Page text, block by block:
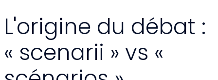
L'origine du débat :
« scenarii » vs «